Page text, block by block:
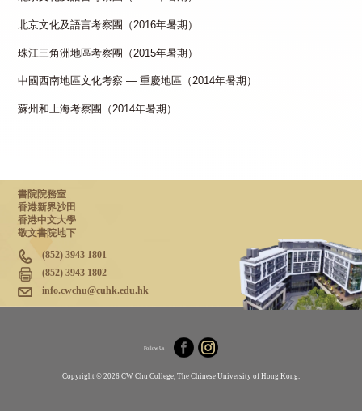
北京文化及語言考察團（2016年暑期）
珠江三角洲地區考察團（2015年暑期）
中國西南地區文化考察 — 重慶地區（2014年暑期）
蘇州和上海考察團（2014年暑期）
書院院務室
香港新界沙田
香港中文大學
敬文書院地下
(852) 3943 1801
(852) 3943 1802
info.cwchu@cuhk.edu.hk
Follow Us
Copyright © 2026 CW Chu College, The Chinese University of Hong Kong.